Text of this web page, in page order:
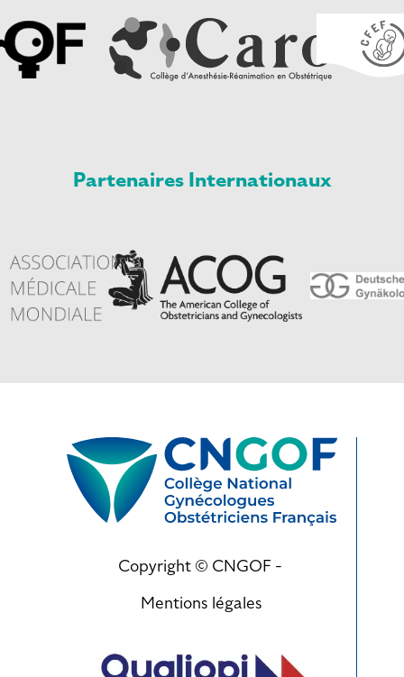
Partenaires Internationaux
Copyright © CNGOF -
Mentions légales